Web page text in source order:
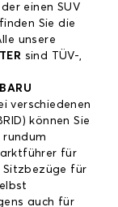
einen SUV
Sie die
unsere
sind TÜV-,
verschiedenen
können Sie
rundum
für
für
auch für